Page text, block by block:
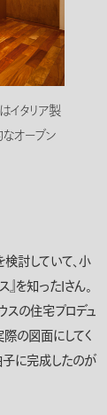
イタリア製
オーブン
討していて、小
を知ったIさん。
スの住宅プロデュ
の図面にしてく
子に完成したのが